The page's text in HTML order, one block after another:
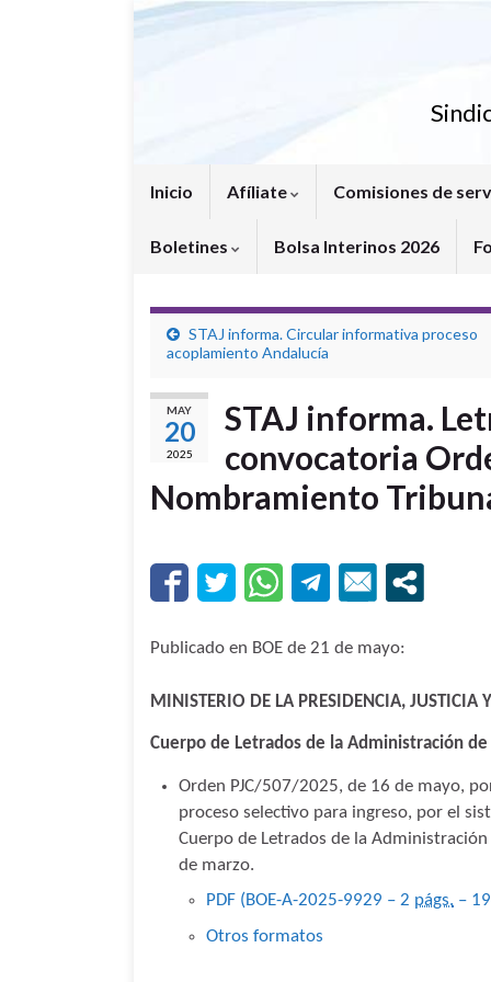
Inicio Afíliate Comisiones de
Boletines Bolsa Interinos 2026
STAJ informa. Circular informativa proceso
acoplamiento Andalucía
MAY
20
2025
STAJ informa.
convocatoria
Nombramiento
Publicado en BOE de 21 de mayo:
MINISTERIO DE LA PRESIDENCIA, JUSTICIA
Cuerpo de Letrados de la Administración de
Orden PJC/507/2025, de 16 de mayo,
proceso selectivo para ingreso, por el
Cuerpo de Letrados de la
de marzo.
PDF (BOE-A-2025-9929 – 2 págs. –
Otros formatos